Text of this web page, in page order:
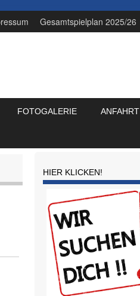
Gesamtspielplan 2025/26
FOTOGALERIE ANFAHRT
HIER KLICKEN!